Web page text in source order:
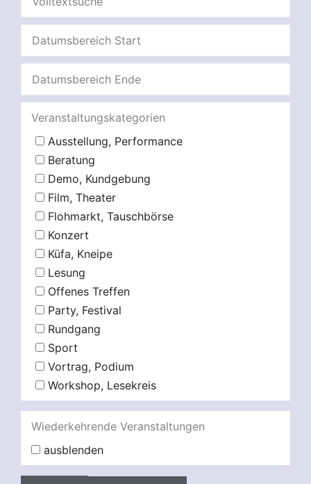
Veranstaltungskategorien
Ausstellung, Performance
Beratung
Demo, Kundgebung
Film, Theater
Flohmarkt, Tauschbörse
Konzert
Küfa, Kneipe
Lesung
Offenes Treffen
Party, Festival
Rundgang
Sport
Vortrag, Podium
Workshop, Lesekreis
Wiederkehrende Veranstaltungen
ausblenden